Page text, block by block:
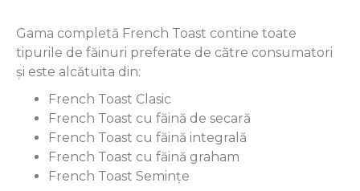
Gama completă French Toast contine toate
tipurile de făinuri preferate de către consumatori
și este alcătuita din:
French Toast Clasic
French Toast cu făină de secară
French Toast cu făină integrală
French Toast cu făină graham
French Toast Semințe